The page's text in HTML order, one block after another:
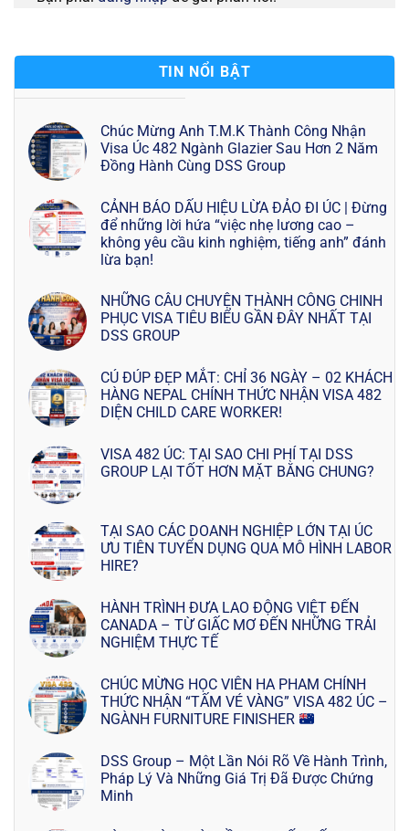
TIN NỔI BẬT
Chúc Mừng Anh T.M.K Thành Công Nhận
Visa Úc 482 Ngành Glazier Sau Hơn 2 Năm
Đồng Hành Cùng DSS Group
CẢNH BÁO DẤU HIỆU LỪA ĐẢO ĐI ÚC | Đừng
để những lời hứa “việc nhẹ lương cao –
không yêu cầu kinh nghiệm, tiếng anh” đánh
lừa bạn!
NHỮNG CÂU CHUYỆN THÀNH CÔNG CHINH
PHỤC VISA TIÊU BIỂU GẦN ĐÂY NHẤT TẠI
DSS GROUP
CÚ ĐÚP ĐẸP MẮT: CHỈ 36 NGÀY – 02 KHÁCH
HÀNG NEPAL CHÍNH THỨC NHẬN VISA 482
DIỆN CHILD CARE WORKER!
VISA 482 ÚC: TẠI SAO CHI PHÍ TẠI DSS
GROUP LẠI TỐT HƠN MẶT BẰNG CHUNG?
TẠI SAO CÁC DOANH NGHIỆP LỚN TẠI ÚC
ƯU TIÊN TUYỂN DỤNG QUA MÔ HÌNH LABOR
HIRE?
HÀNH TRÌNH ĐƯA LAO ĐỘNG VIỆT ĐẾN
CANADA – TỪ GIẤC MƠ ĐẾN NHỮNG TRẢI
NGHIỆM THỰC TẾ
CHÚC MỪNG HỌC VIÊN HA PHAM CHÍNH
THỨC NHẬN “TẤM VÉ VÀNG” VISA 482 ÚC –
NGÀNH FURNITURE FINISHER
DSS Group – Một Lần Nói Rõ Về Hành Trình,
Pháp Lý Và Những Giá Trị Đã Được Chứng
Minh